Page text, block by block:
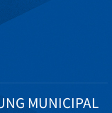
MUNICIPAL